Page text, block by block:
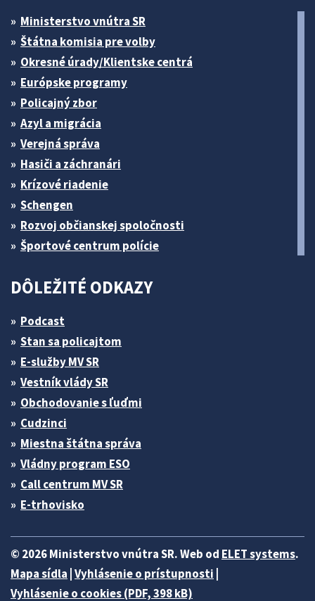
Ministerstvo vnútra SR
Štátna komisia pre volby
Okresné úrady/Klientske centrá
Európske programy
Policajný zbor
Azyl a migrácia
Verejná správa
Hasiči a záchranári
Krízové riadenie
Schengen
Rozvoj občianskej spoločnosti
Športové centrum polície
DÔLEŽITÉ ODKAZY
Podcast
Stan sa policajtom
E-služby MV SR
Vestník vlády SR
Obchodovanie s ľuďmi
Cudzinci
Miestna štátna správa
Vládny program ESO
Call centrum MV SR
E-trhovisko
© 2026 Ministerstvo vnútra SR. Web od ELET systems.
Mapa sídla Vyhlásenie o prístupnosti
Vyhlásenie o cookies (PDF, 398 kB)